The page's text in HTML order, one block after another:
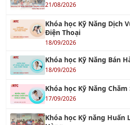
21/08/2026
Khóa học Kỹ Năng Dịch
Điện Thoại
18/09/2026
Khóa học Kỹ Năng Bán
18/09/2026
Khóa học Kỹ Năng Chăm
17/09/2026
Khóa học Kỹ năng Huấn